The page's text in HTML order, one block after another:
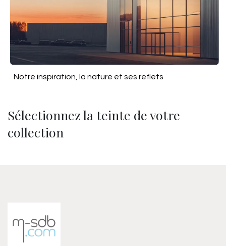
Sélectionnez la teinte de votre
collection
Notre inspiration, la nature et ses reflets